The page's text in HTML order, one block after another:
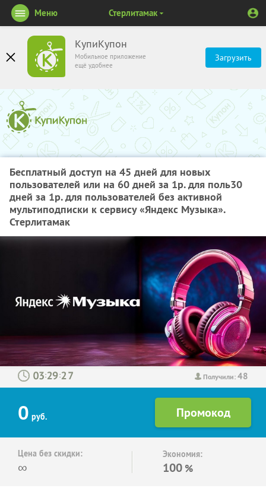
КупиКупон
Мобильное приложение
ещё удобнее
Загрузить
Меню Стерлитамак
Бесплатный доступ на 45 дней для новых
пользователей или на 60 дней за 1р. для поль30
дней за 1р. для пользователей без активной
мультиподписки к сервису «Яндекс Музыка».
Стерлитамак
Получили:48
: :
0 руб.
Цена без скидки:
∞
Экономия:
100 %